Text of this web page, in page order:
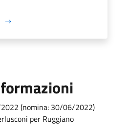
(nomina: 30/06/2022)
per Ruggiano